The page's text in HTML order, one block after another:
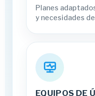
Planes
y necesidades
EQUIPOS DE